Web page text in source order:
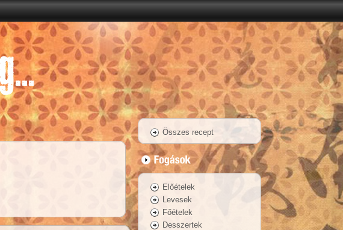
Összes recept
Előételek
Levesek
Főételek
Desszertek